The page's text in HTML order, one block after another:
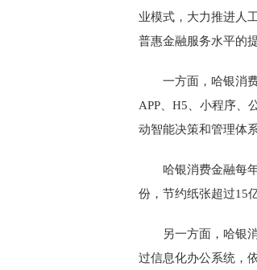
业模式，大力推进人
普惠金融服务水平的
一方面，哈银消
APP、H5、小程序、
动智能决策和管理体
哈银消费金融每
份，节约纸张超过15
另一方面，哈银
过信息化办公系统，